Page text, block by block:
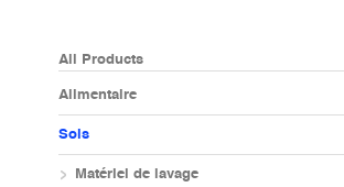
All Products
Alimentaire
Sols
Matériel de lavage